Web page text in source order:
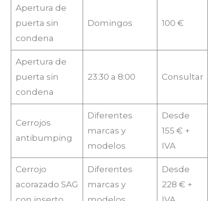
Apertura de
puerta sin
condena
Domingos 100 €
Apertura de
puerta sin
condena
23:30 a 8:00 Consultar
Cerrojos
antibumping
Diferentes
marcas y
modelos
Desde
155 € +
IVA
Cerrojo
acorazado SAG
Diferentes
marcas y
Desde
228 € +